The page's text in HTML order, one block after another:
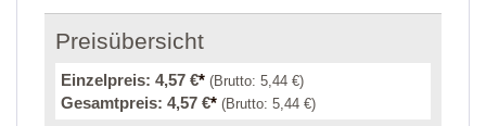
Preisübersicht
Einzelpreis: 4,57 €* (Brutto: 5,44 €)
Gesamtpreis: 4,57 €* (Brutto: 5,44 €)